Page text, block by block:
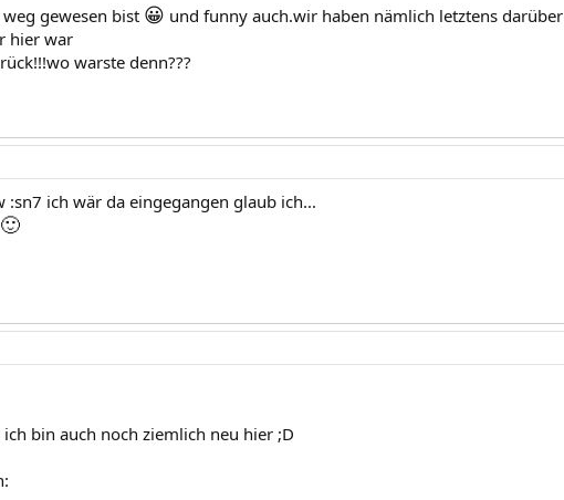
gewesen bist 😀 und funny auch.wir haben nämlich letztens darüber
hier war
warste denn???
ich wär da eingegangen glaub ich...
🙂
bin auch noch ziemlich neu hier ;D